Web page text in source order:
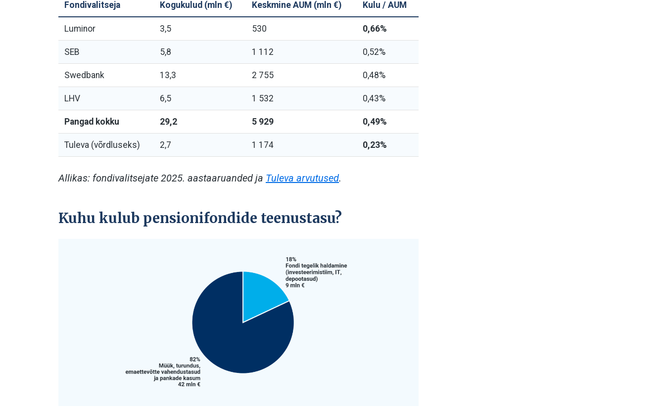
Fondivalitseja Kogukulud (mln €) Keskmine AUM (mln €) Kulu / AUM
Luminor 3,5 530 0,66%
SEB 5,8 1 112 0,52%
Swedbank 13,3 2 755 0,48%
LHV 6,5 1 532 0,43%
Pangad kokku 29,2 5 929 0,49%
Tuleva (võrdluseks) 2,7 1 174 0,23%
Allikas: fondivalitsejate 2025. aastaaruanded ja Tuleva arvutused.
Kuhu kulub pensionifondide teenustasu?